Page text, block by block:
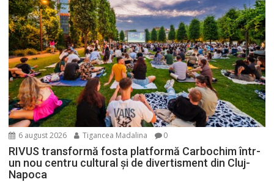
6 august 2026 Tigancea Madalina 0
RIVUS transformă fosta platformă Carbochim într-
un nou centru cultural și de divertisment din Cluj-
Napoca